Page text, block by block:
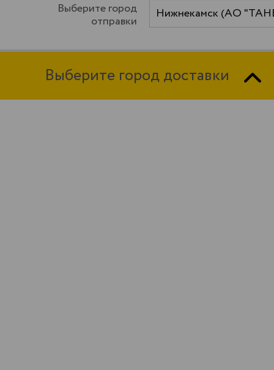
Выберите город
отправки
Нижнекамск (АО
Выберите город доставки